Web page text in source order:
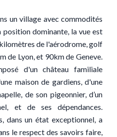
un village avec commodités
position dominante, la vue est
de l'aérodrome, golf
de Lyon, et 90km de Geneve.
d'un château familiale
maison de gardiens, d'une
de son pigeonnier, d’un
et de ses dépendances.
dans un état exceptionnel, a
le respect des savoirs faire,